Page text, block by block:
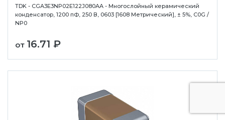
TDK - CGA3E3NP02E122J080AA - Многослойный керамический
конденсатор, 1200 пФ, 250 В, 0603 [1608 Метрический], ± 5%, C0G /
NP0
от 16.71 ₽